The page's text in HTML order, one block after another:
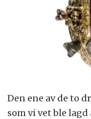
Den ene av de to
som vi vet ble